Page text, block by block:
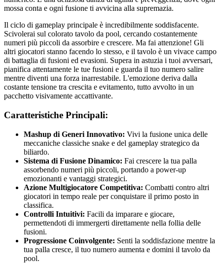
mossa conta e ogni fusione ti avvicina alla supremazia.
Il ciclo di gameplay principale è incredibilmente soddisfacente.
Scivolerai sul colorato tavolo da pool, cercando costantemente
numeri più piccoli da assorbire e crescere. Ma fai attenzione! Gli
altri giocatori stanno facendo lo stesso, e il tavolo è un vivace campo
di battaglia di fusioni ed evasioni. Supera in astuzia i tuoi avversari,
pianifica attentamente le tue fusioni e guarda il tuo numero salire
mentre diventi una forza inarrestabile. L'emozione deriva dalla
costante tensione tra crescita e evitamento, tutto avvolto in un
pacchetto visivamente accattivante.
Caratteristiche Principali:
Mashup di Generi Innovativo: Vivi la fusione unica delle
meccaniche classiche snake e del gameplay strategico da
biliardo.
Sistema di Fusione Dinamico: Fai crescere la tua palla
assorbendo numeri più piccoli, portando a power-up
emozionanti e vantaggi strategici.
Azione Multigiocatore Competitiva: Combatti contro altri
giocatori in tempo reale per conquistare il primo posto in
classifica.
Controlli Intuitivi: Facili da imparare e giocare,
permettendoti di immergerti direttamente nella follia delle
fusioni.
Progressione Coinvolgente: Senti la soddisfazione mentre la
tua palla cresce, il tuo numero aumenta e domini il tavolo da
pool.